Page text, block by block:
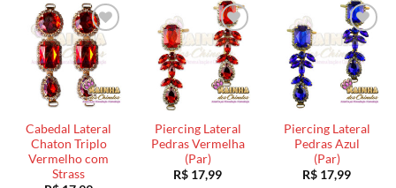
Cabedal Lateral
Chaton Triplo
Vermelho com
Strass
Piercing Lateral
Pedras Vermelha
(Par)
R$ 17,99
Piercing Lateral
Pedras Azul
(Par)
R$ 17,99